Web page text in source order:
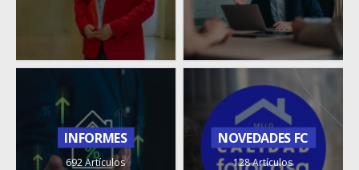
INFORMES
692 Artículos
NOVEDADES FC
128 Artículos